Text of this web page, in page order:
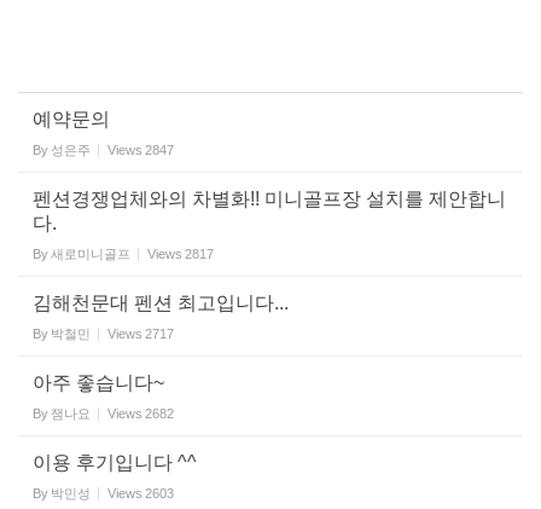
예약문의
By 성은주 Views 2847
펜션경쟁업체와의 차별화!! 미니골프장 설치를 제안합니
다.
By새로미니골프 Views 2817
김해천문대 펜션 최고입니다...
By 박철민 Views 2717
아주 좋습니다~
By 잼나요 Views 2682
이용 후기입니다 ^^
By 박민성 Views 2603